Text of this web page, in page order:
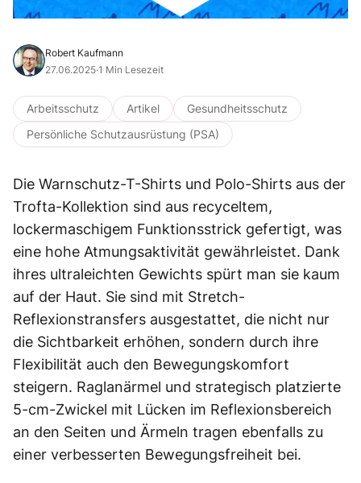
Robert Kaufmann
27.06.2025·1 Min Lesezeit
Arbeitsschutz Artikel
Gesundheitsschutz
Persönliche Schutzausrüstung (PSA)
Die Warnschutz-T-Shirts und Polo-Shirts aus der
Trofta-Kollektion sind aus recyceltem,
lockermaschigem Funktionsstrick gefertigt, was
eine hohe Atmungsaktivität gewährleistet. Dank
ihres ultraleichten Gewichts spürt man sie kaum
auf der Haut. Sie sind mit Stretch-
Reflexionstransfers ausgestattet, die nicht nur
die Sichtbarkeit erhöhen, sondern durch ihre
Flexibilität auch den Bewegungskomfort
steigern. Raglanärmel und strategisch platzierte
5-cm-Zwickel mit Lücken im Reflexionsbereich
an den Seiten und Ärmeln tragen ebenfalls zu
einer verbesserten Bewegungsfreiheit bei.